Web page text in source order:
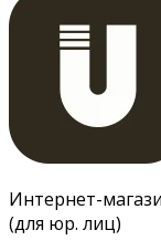
Интернет-
(для юр. лиц)